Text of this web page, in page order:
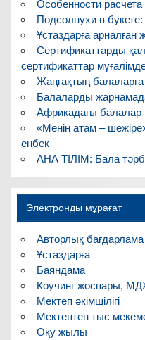
Особенности
Подсолнухи в
Ұстаздарға арналған
Сертификаттарды
сертификаттар
Жаңғақтың балаларға
Балаларды
Африкадағы балалар
«Менің атам –
еңбек
АНА ТІЛІМ: Бала
Электронды мұрағат
Авторлық бағдарлама
Ұстаздарға
Баяндама
Коучинг жоспары,
Мектеп әкімшілігі
Мектептен тыс
Оқу жылы